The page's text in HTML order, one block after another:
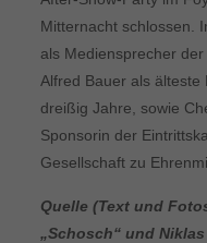
Mitternacht schlossen.
als Mediensprecher
Alfred Bauer als
dreißig Jahre, sowie
Sponsorin der
Gesellschaft zu
Quelle (Text und
„Schosch“ und